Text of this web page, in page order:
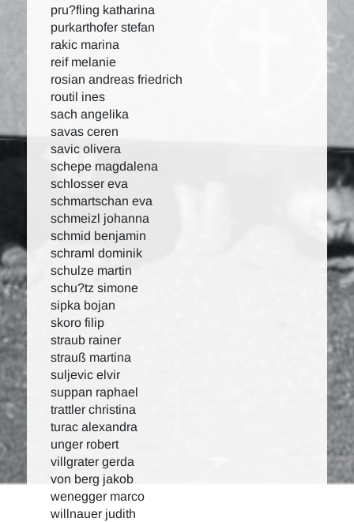
pru?fling katharina
purkarthofer stefan
rakic marina
reif melanie
rosian andreas friedrich
routil ines
sach angelika
savas ceren
savic olivera
schepe magdalena
schlosser eva
schmartschan eva
schmeizl johanna
schmid benjamin
schraml dominik
schulze martin
schu?tz simone
sipka bojan
skoro filip
straub rainer
strauß martina
suljevic elvir
suppan raphael
trattler christina
turac alexandra
unger robert
villgrater gerda
von berg jakob
wenegger marco
willnauer judith